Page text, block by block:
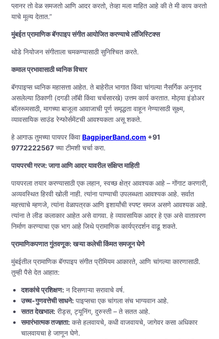
प्लानर तो वेळ समजतो आणि आदर करतो, तेव्हा मला माहित आहे की ते मी काय करतो
याचे मूल्य देतात.”
मुंबईत प्रामाणिक बॅगपाइप संगीत आयोजित करण्याचे लॉजिस्टिक्स
थोडे नियोजन संगीताला चमकण्यासाठी सुनिश्चित करते.
कमाल प्रभावासाठी ध्वनिक विचार
बॅगपाइप्स ध्वनिक महासत्ता आहेत. ते बाहेरील भागात किंवा चांगल्या नैसर्गिक अनुनाद
असलेल्या ठिकाणी (दगडी लॉबी किंवा चर्चसारखे) उत्तम कार्य करतात. मोठ्या इंडोअर
बॉलरूमसाठी, मागच्या बाजूला आवाजाची पूर्ण समृद्धता वाहून नेण्यासाठी सूक्ष्म,
व्यावसायिक साउंड रेन्फोर्समेंटची आवश्यकता असू शकते.
हे आगाऊ तुमच्या पायपर किंवाBagpiperBand.com +91
9772222567 च्या टीमशी चर्चा करा.
पायपरची गरज: जागा आणि आदर यावरील संक्षिप्त माहिती
पायपरला तयार करण्यासाठी एक लहान, स्वच्छ क्षेत्र आवश्यक आहे – गोंगाट करणारी,
अव्यवस्थित हिरवी खोली नाही. त्यांना पाण्याची उपलब्धता आवश्यक आहे. सर्वात
महत्त्वाचे म्हणजे, त्यांना वेळापत्रक आणि इशार्यांची स्पष्ट समज असणे आवश्यक आहे.
त्यांना ते लीड कलाकार आहेत असे वागवा. हे व्यावसायिक आदर हे एक असे वातावरण
निर्माण करण्याचा एक भाग आहे जिथे प्रामाणिक कार्यप्रदर्शन वाढू शकते.
प्रामाणिकपणात गुंतवणूक: खऱ्या कलेची किंमत समजून घेणे
मुंबईतील प्रामाणिक बॅगपाइप संगीत प्रीमियम आकारते, आणि चांगल्या कारणासाठी.
तुम्ही पैसे देत आहात:
दशकांचे प्रशिक्षण: न दिसणाऱ्या सरावाचे वर्ष.
उच्च-गुणवत्तेची साधने: पाइप्सचा एक चांगला संच भाग्यवान आहे.
सतत देखभाल: रीड्स, ट्यूनिंग, दुरुस्ती – ते सतत आहे.
समारंभात्मक तज्ज्ञता: कसे हलवायचे, कधी वाजवायचे, जागेवर कसा अधिकार
चालवायचा हे जाणून घेणे.